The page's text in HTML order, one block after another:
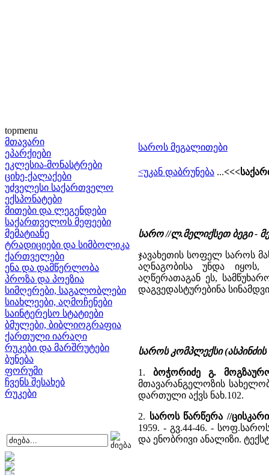
topmenu
მთავარი
ეპარქიები
ეკლესია-მონასტრები
ციხე-ქალაქები
უძველესი საქართველო
ექსპონატები
მითები და ლეგენდები
საქართველოს მეფეები
მემატიანე
ტრადიციები და სიმბოლიკა
ქართველები
ენა და დამწერლობა
პროზა და პოეზია
სიმღერები, საგალობლები
სიახლეები, აღმოჩენები
საინტერესო სტატიები
ბმულები, ბიბლიოგრაფია
ქართული იარაღი
რუკები და მარშრუტები
ბუნება
ფორუმი
ჩვენს შესახებ
რუკები
საროს მეგალითები
<უკან დაბრუნება ...
სარო //ლ.მელიქსეთ ბეგი -
ჯავახეთის სოფელ საროს
აღნაგობისა უნდა იყოს,
აღწერათაგან ეს,
დაგვედასტურებინა
საროს კომპლექსი
1. ბოჭორიძე გ.
მთავარანგელოზის
დართული აქვს ნახ.102.
2. საროს წარწერა //
1959. - გვ.44-46. -
და ენობრივი ანალიზი.